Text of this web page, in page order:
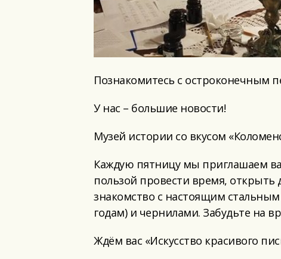
Познакомитесь с остроконечным
У нас – большие новости!
Музей истории со вкусом
Каждую пятницу мы приглашаем
пользой провести время, открыть
знакомство с настоящим
годам) и чернилами. Забудьте на
Ждём вас «Искусство красивого